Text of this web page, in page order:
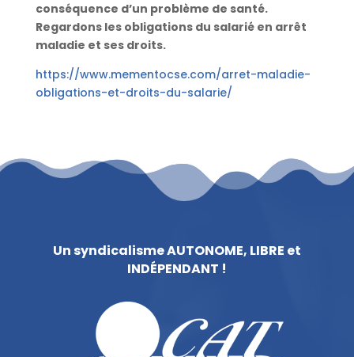
conséquence d’un problème de santé.
Regardons les obligations du salarié en arrêt
maladie et ses droits.
https://www.mementocse.com/arret-maladie-
obligations-et-droits-du-salarie/
Un syndicalisme AUTONOME, LIBRE et
INDÉPENDANT !